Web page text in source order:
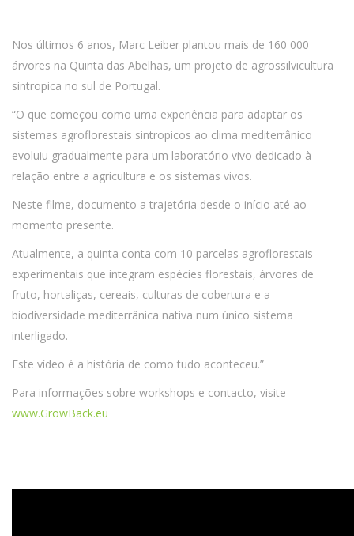
Nos últimos 6 anos, Marc Leiber plantou mais de 160 000
árvores na Quinta das Abelhas, um projeto de agrossilvicultura
sintropica no sul de Portugal.
“O que começou como uma experiência para adaptar os
sistemas agroflorestais sintropicos ao clima mediterrânico
evoluiu gradualmente para um laboratório vivo dedicado à
relação entre a agricultura e os sistemas vivos.
Neste filme, documento a trajetória desde o início até ao
momento presente.
Atualmente, a quinta conta com 10 parcelas agroflorestais
experimentais que integram espécies florestais, árvores de
fruto, hortaliças, cereais, culturas de cobertura e a
biodiversidade mediterrânica nativa num único sistema
interligado.
Este vídeo é a história de como tudo aconteceu.”
Para informações sobre workshops e contacto, visite
www.GrowBack.eu